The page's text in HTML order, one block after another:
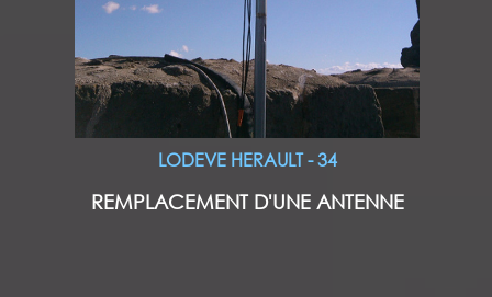
LODEVE HERAULT - 34
REMPLACEMENT D'UNE ANTENNE